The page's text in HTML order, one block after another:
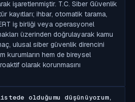
işaretlenmiştir. T.C. Siber Güvenlik
kayıtları; ihbar, otomatik tarama,
iş birliği veya operasyonel
üzerinden doğrulayarak kamu
ulusal siber güvenlik direncini
kurumların hem de bireysel
olarak korunmasını
olduğumu düşünüyorum,